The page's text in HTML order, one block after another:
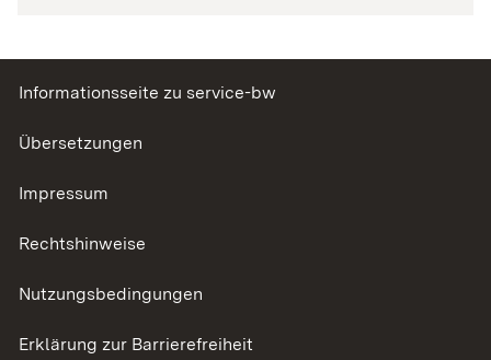
Informationsseite zu service-bw
Übersetzungen
Impressum
Rechtshinweise
Nutzungsbedingungen
Erklärung zur Barrierefreiheit